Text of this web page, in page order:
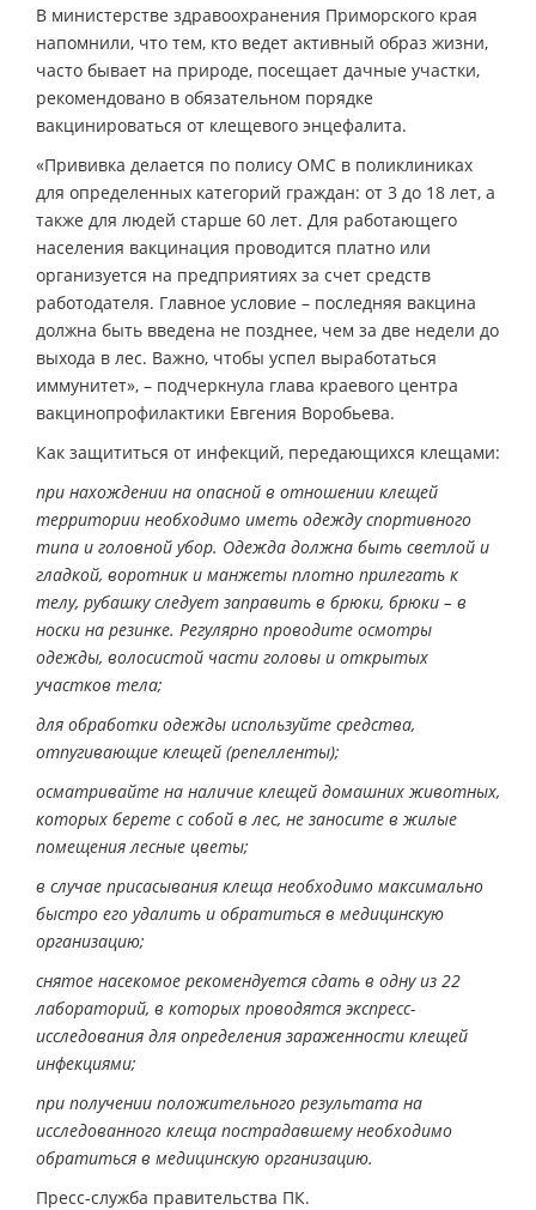
В министерстве здравоохранения Приморского края
напомнили, что тем, кто ведет активный образ жизни,
часто бывает на природе, посещает дачные участки,
рекомендовано в обязательном порядке
вакцинироваться от клещевого энцефалита.
«Прививка делается по полису ОМС в поликлиниках
для определенных категорий граждан: от 3 до 18 лет, а
также для людей старше 60 лет. Для работающего
населения вакцинация проводится платно или
организуется на предприятиях за счет средств
работодателя. Главное условие – последняя вакцина
должна быть введена не позднее, чем за две недели до
выхода в лес. Важно, чтобы успел выработаться
иммунитет», – подчеркнула глава краевого центра
вакцинопрофилактики Евгения Воробьева.
Как защититься от инфекций, передающихся клещами:
при нахождении на опасной в отношении клещей
территории необходимо иметь одежду спортивного
типа и головной убор. Одежда должна быть светлой и
гладкой, воротник и манжеты плотно прилегать к
телу, рубашку следует заправить в брюки, брюки – в
носки на резинке. Регулярно проводите осмотры
одежды, волосистой части головы и открытых
участков тела;
для обработки одежды используйте средства,
отпугивающие клещей (репелленты);
осматривайте на наличие клещей домашних животных,
которых берете с собой в лес, не заносите в жилые
помещения лесные цветы;
в случае присасывания клеща необходимо максимально
быстро его удалить и обратиться в медицинскую
организацию;
снятое насекомое рекомендуется сдать в одну из 22
лабораторий, в которых проводятся экспресс-
исследования для определения зараженности клещей
инфекциями;
при получении положительного результата на
исследованного клеща пострадавшему необходимо
обратиться в медицинскую организацию.
Пресс-служба правительства ПК.